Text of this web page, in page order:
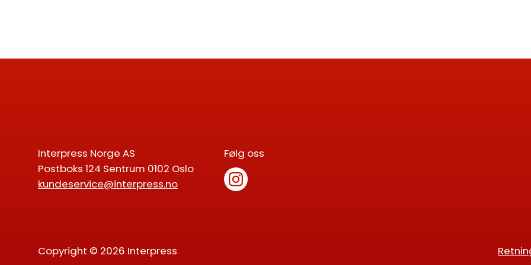
Interpress Norge AS
Postboks 124 Sentrum 0102 Oslo
kundeservice@interpress.no
Følg oss
Copyright © 2026 Interpress